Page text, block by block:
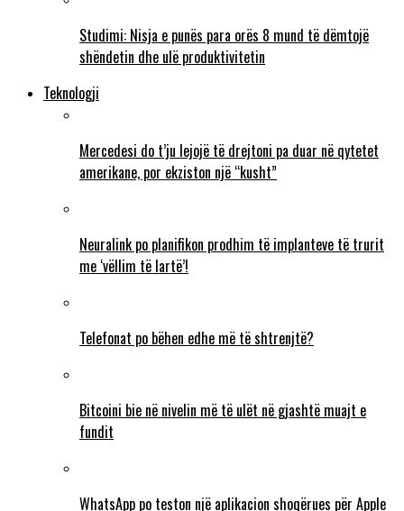
Studimi: Nisja e punës para orës 8 mund të dëmtojë
shëndetin dhe ulë produktivitetin
Teknologji
Mercedesi do t’ju lejojë të drejtoni pa duar në qytetet
amerikane, por ekziston një “kusht”
Neuralink po planifikon prodhim të implanteve të trurit
me ‘vëllim të lartë’!
Telefonat po bëhen edhe më të shtrenjtë?
Bitcoini bie në nivelin më të ulët në gjashtë muajt e
fundit
WhatsApp po teston një aplikacion shoqërues për Apple